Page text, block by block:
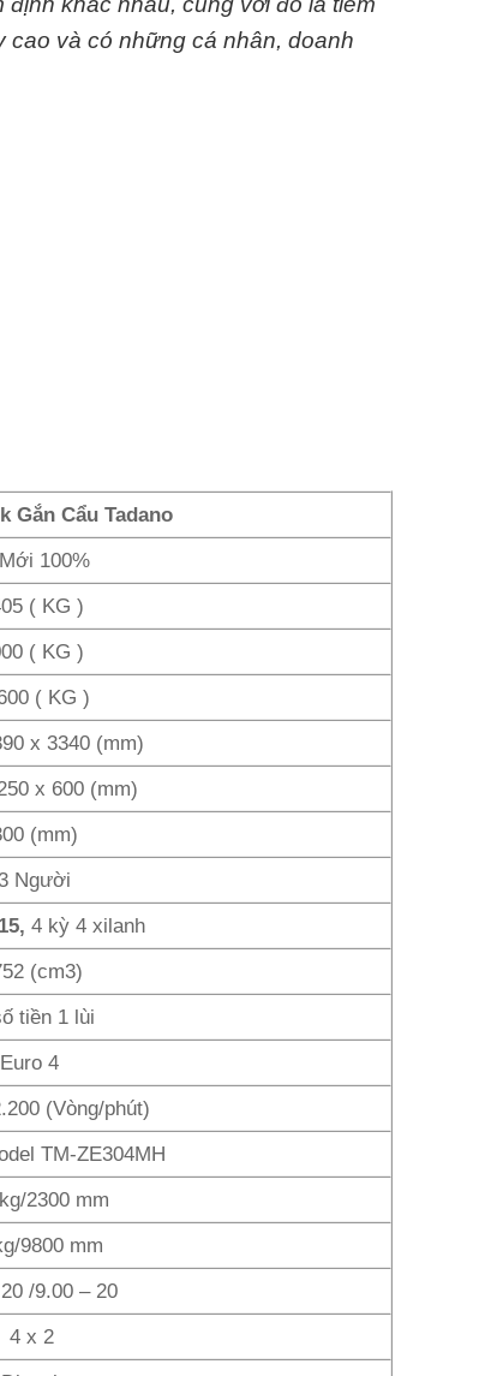
và có những cá nhân, doanh
Gắn Cẩu Tadano
100%
( KG )
( KG )
( KG )
x 3340 (mm)
x 600 (mm)
(mm)
Người
4 kỳ 4 xilanh
(cm3)
tiền 1 lùi
Euro 4
(Vòng/phút)
TM-ZE304MH
2300 mm
9800 mm
/9.00 – 20
4 x 2